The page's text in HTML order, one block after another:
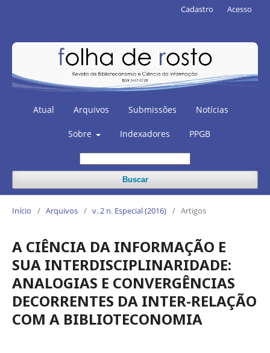
Atual Arquivos Submissões Notícias
Sobre Indexadores PPGB
Buscar
Cadastro Acesso
Início / Arquivos / v. 2 n. Especial (2016) / Artigos
A CIÊNCIA DA INFORMAÇÃO E
SUA INTERDISCIPLINARIDADE:
ANALOGIAS E CONVERGÊNCIAS
DECORRENTES DA INTER-RELAÇÃO
COM A BIBLIOTECONOMIA